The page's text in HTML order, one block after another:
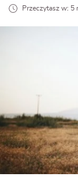
Przeczytasz w: 5